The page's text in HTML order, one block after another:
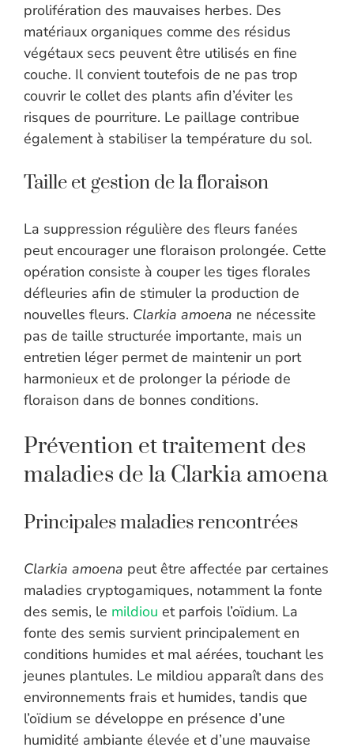
prolifération des mauvaises herbes. Des
matériaux organiques comme des résidus
végétaux secs peuvent être utilisés en fine
couche. Il convient toutefois de ne pas trop
couvrir le collet des plants afin d’éviter les
risques de pourriture. Le paillage contribue
également à stabiliser la température du sol.
Taille et gestion de la floraison
La suppression régulière des fleurs fanées
peut encourager une floraison prolongée. Cette
opération consiste à couper les tiges florales
défleuries afin de stimuler la production de
nouvelles fleurs. Clarkia amoena ne nécessite
pas de taille structurée importante, mais un
entretien léger permet de maintenir un port
harmonieux et de prolonger la période de
floraison dans de bonnes conditions.
Prévention et traitement des
maladies de la Clarkia amoena
Principales maladies rencontrées
Clarkia amoena peut être affectée par certaines
maladies cryptogamiques, notamment la fonte
des semis, le mildiou et parfois l’oïdium. La
fonte des semis survient principalement en
conditions humides et mal aérées, touchant les
jeunes plantules. Le mildiou apparaît dans des
environnements frais et humides, tandis que
l’oïdium se développe en présence d’une
humidité ambiante élevée et d’une mauvaise